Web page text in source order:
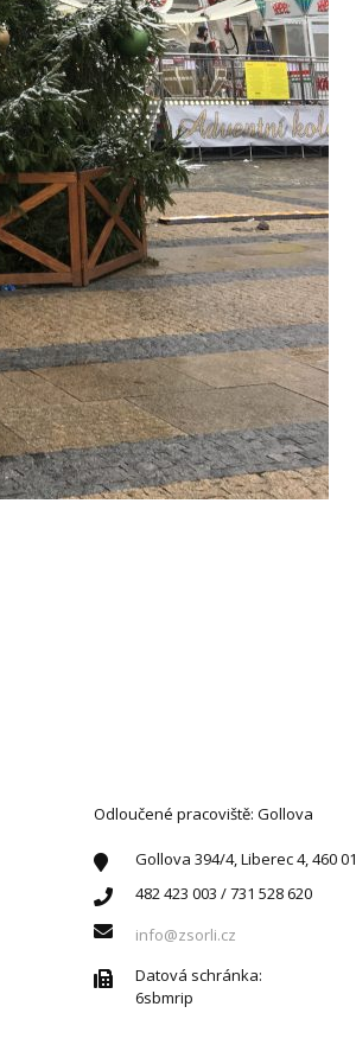
Odloučené pracoviště: Gollova
Gollova 394/4, Liberec 4, 460 01
482 423 003 / 731 528 620
info@zsorli.cz
Datová schránka:
6sbmrip